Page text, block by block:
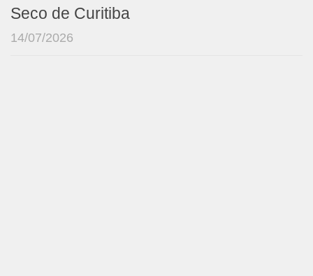
Seco de Curitiba
14/07/2026